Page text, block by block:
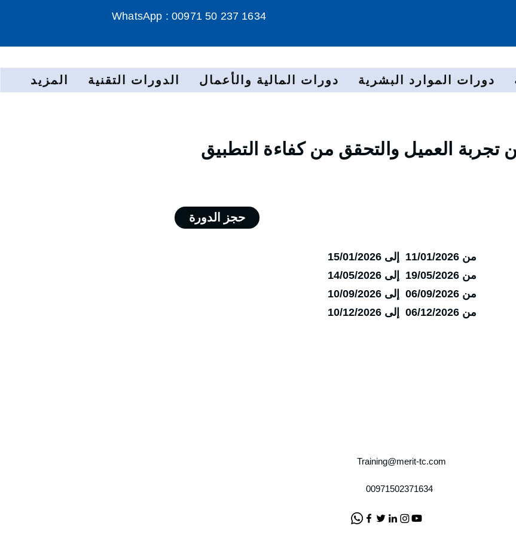
WhatsApp : 00971 50 237 1634
دورات الموارد البشرية دورات المالية والأعمال الدورات التقنية المزيد
تجربة العميل والتحقق من كفاءة التطبيق
حجز الدورة
من 11/01/2026 إلى 15/01/2026
من 19/05/2026 إلى 14/05/2026
من 06/09/2026 إلى 10/09/2026
من 06/12/2026 إلى 10/12/2026
Training@merit-tc.com
00971502371634